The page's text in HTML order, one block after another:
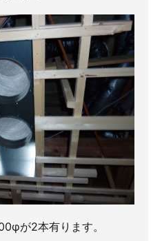
が2本有ります。